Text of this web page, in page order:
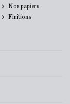
Nos papiers
Finitions